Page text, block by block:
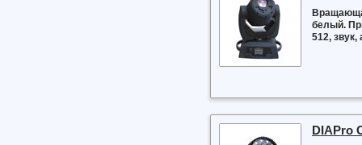
белый.
512, звук,
DIAPro